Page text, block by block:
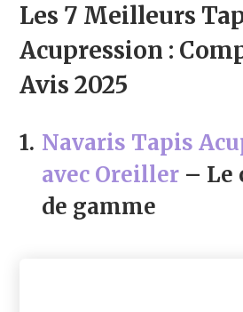
Les 7 Meilleurs
Acupression :
Avis 2025
1. Navaris Tapis
avec Oreiller – Le
de gamme